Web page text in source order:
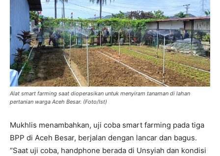
Alat smart farming saat dioperasikan untuk menyiram tanaman di lahan
pertanian warga Aceh Besar. (Foto/Ist)
Mukhlis menambahkan, uji coba smart farming pada tiga
BPP di Aceh Besar, berjalan dengan lancar dan bagus.
“Saat uji coba, handphone berada di Unsyiah dan kondisi